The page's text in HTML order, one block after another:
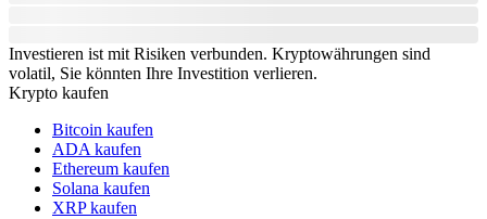
Investieren ist mit Risiken verbunden. Kryptowährungen sind
volatil, Sie könnten Ihre Investition verlieren.
Krypto kaufen
Bitcoin kaufen
ADA kaufen
Ethereum kaufen
Solana kaufen
XRP kaufen